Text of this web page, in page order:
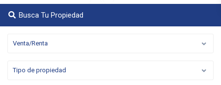
Busca Tu Propiedad
Venta/Renta
Tipo de propiedad